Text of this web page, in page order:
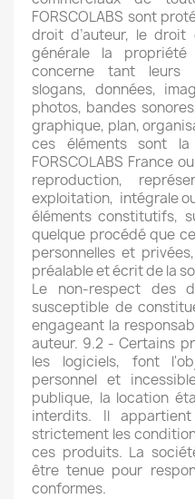
FORSCOLABS sont
droit d’auteur, le
générale la
concerne tant leurs
slogans, données,
photos, bandes
graphique, plan,
ces éléments sont
FORSCOLABS France
reproduction,
exploitation, intégrale
éléments constitutifs,
quelque procédé que
personnelles et
préalable et écrit de la
Le non-respect des
susceptible de
engageant la
auteur. 9.2 - Certains
les logiciels, font
personnel et
publique, la location
interdits. Il
strictement les
ces produits. La
être tenue pour
conformes.